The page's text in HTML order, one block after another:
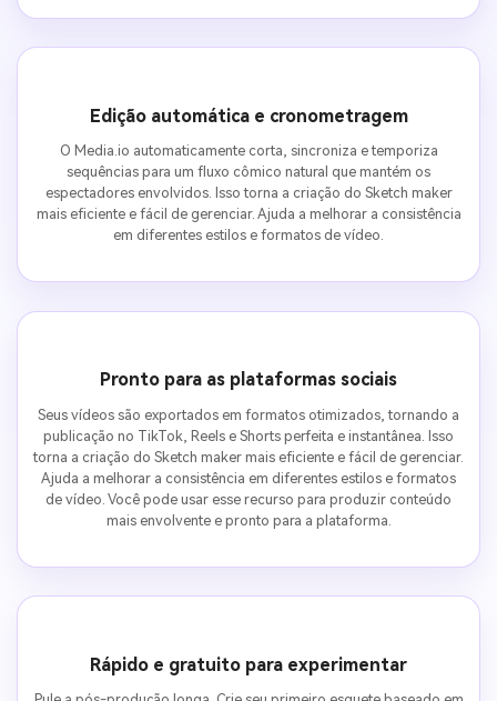
Edição automática e cronometragem
O Media.io automaticamente corta, sincroniza e temporiza
sequências para um fluxo cômico natural que mantém os
espectadores envolvidos. Isso torna a criação do Sketch maker
mais eficiente e fácil de gerenciar. Ajuda a melhorar a consistência
em diferentes estilos e formatos de vídeo.
Pronto para as plataformas sociais
Seus vídeos são exportados em formatos otimizados, tornando a
publicação no TikTok, Reels e Shorts perfeita e instantânea. Isso
torna a criação do Sketch maker mais eficiente e fácil de gerenciar.
Ajuda a melhorar a consistência em diferentes estilos e formatos
de vídeo. Você pode usar esse recurso para produzir conteúdo
mais envolvente e pronto para a plataforma.
Rápido e gratuito para experimentar